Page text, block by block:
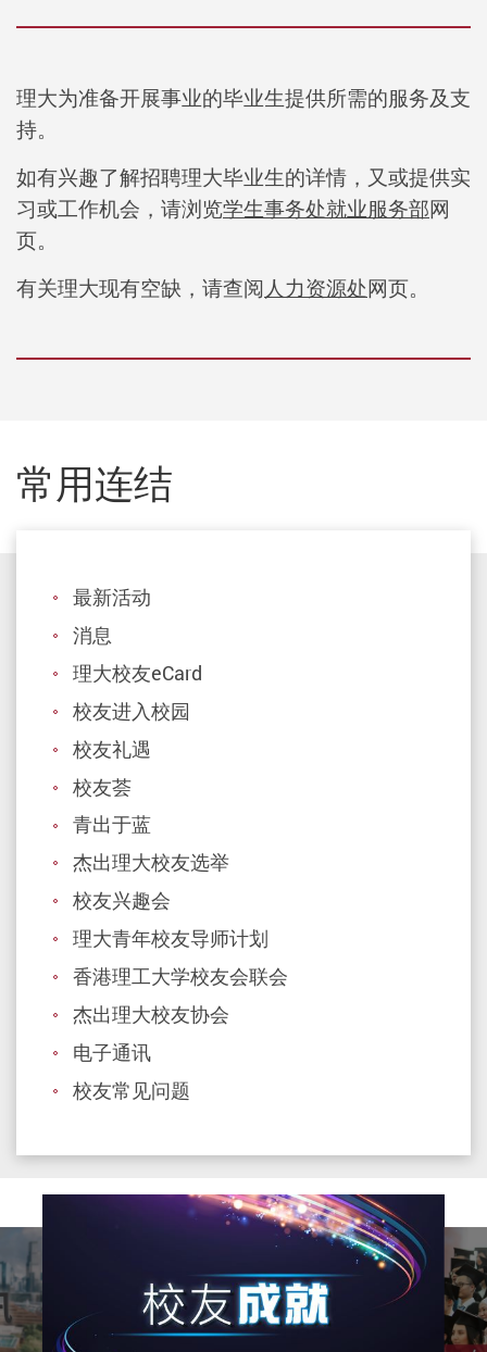
理大为准备开展事业的毕业生提供所需的服务及支
持。
如有兴趣了解招聘理大毕业生的详情，又或提供实
习或工作机会，请浏览学生事务处就业服务部网
页。
有关理大现有空缺，请查阅人力资源处网页。
常用连结
最新活动
消息
理大校友eCard
校友进入校园
校友礼遇
校友荟
青出于蓝
杰出理大校友选举
校友兴趣会
理大青年校友导师计划
香港理工大学校友会联会
杰出理大校友协会
电子通讯
校友常见问题